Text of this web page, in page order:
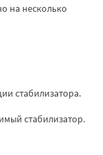
на несколько
стабилизатора.
стабилизатор.